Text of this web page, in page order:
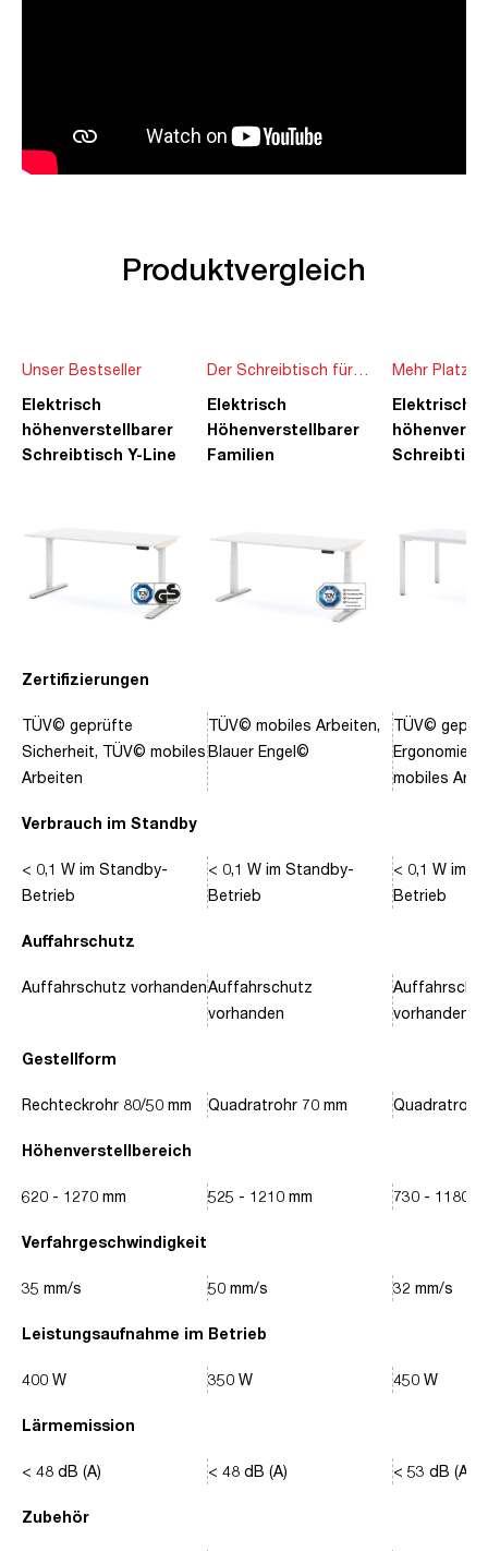
Produktvergleich
Zertifizierungen
Verbrauch im Standby
Auffahrschutz
Gestellform
Höhenverstellbereich
Verfahrgeschwindigkeit
Leistungsaufnahme im Betrieb
Lärmemission
Zubehör
Unser Bestseller
Elektrisch
höhenverstellbarer
Schreibtisch Y-Line
TÜV© geprüfte
Sicherheit, TÜV© mobiles
Arbeiten
< 0,1 W im Standby-
Betrieb
Auffahrschutz vorhanden
Rechteckrohr 80/50 mm
620 - 1270 mm
35 mm/s
400 W
< 48 dB (A)
Der Schreibtisch für
die ganze Familie
Elektrisch
Höhenverstellbarer
Familien
TÜV© mobiles Arbeiten,
Blauer Engel©
< 0,1 W im Standby-
Betrieb
Auffahrschutz
vorhanden
Quadratrohr 70 mm
525 - 1210 mm
50 mm/s
350 W
< 48 dB (A)
Mehr Platz
Ideen
Elektrisch
TÜV©
Ergonomie,
mobiles
< 0,1 W im
Betrieb
vorhanden
Quadratrohr
730 - 1180
32 mm/s
450 W
< 53 dB (A)